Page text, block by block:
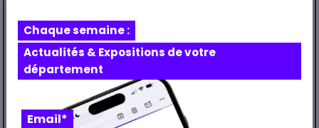
Plan tarif
Prix : 9 €
Tarif réduit
Prix : 5 €
Chaque semaine :
Actualités & Expositions de votre
département
Email*